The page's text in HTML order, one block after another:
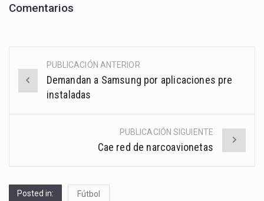
Comentarios
Post
navigation
PUBLICACIÓN ANTERIOR
Demandan a Samsung por aplicaciones pre
instaladas
PUBLICACIÓN SIGUIENTE
Cae red de narcoavionetas
Posted in: Fútbol